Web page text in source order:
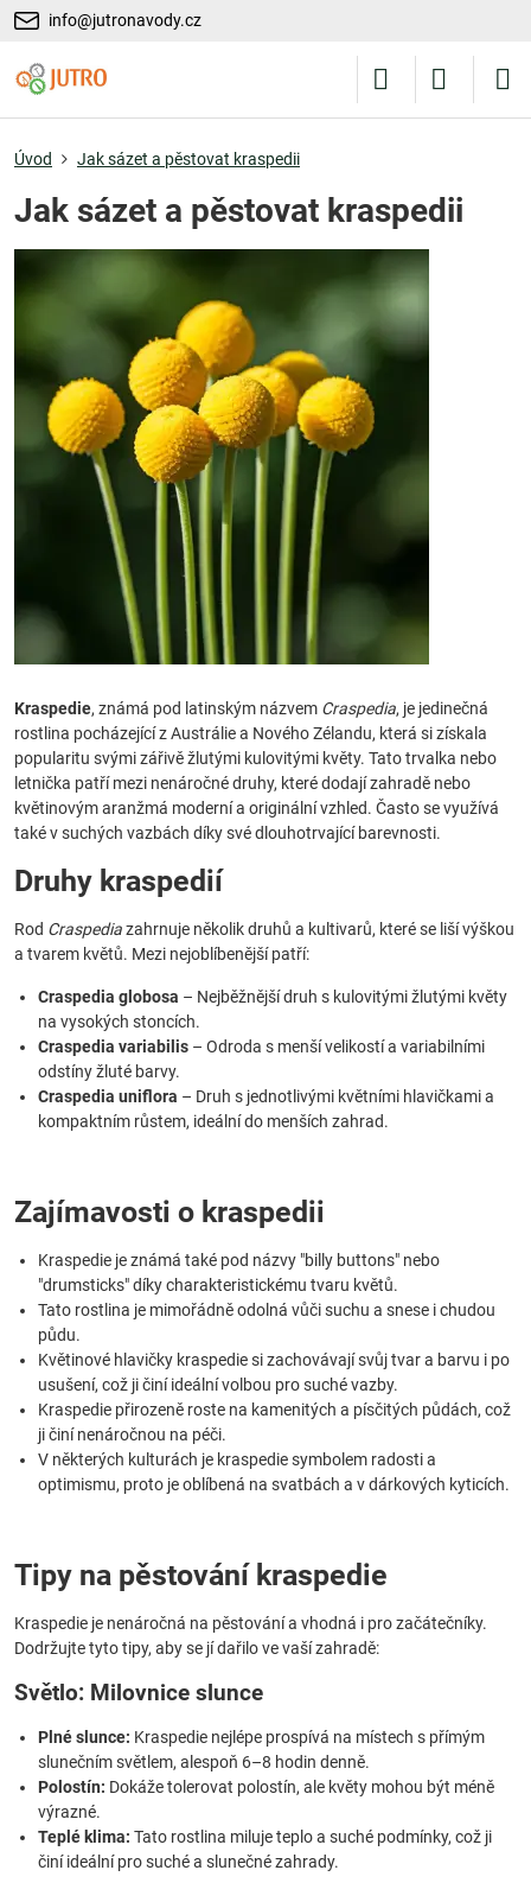
info@jutronavody.cz
Úvod Jak sázet a pěstovat kraspedii
Jak sázet a pěstovat kraspedii
Kraspedie, známá pod latinským názvem Craspedia, je jedinečná
rostlina pocházející z Austrálie a Nového Zélandu, která si získala
popularitu svými zářivě žlutými kulovitými květy. Tato trvalka nebo
letnička patří mezi nenáročné druhy, které dodají zahradě nebo
květinovým aranžmá moderní a originální vzhled. Často se využívá
také v suchých vazbách díky své dlouhotrvající barevnosti.
Druhy kraspedií
Rod Craspediazahrnuje několik druhů a kultivarů, které se liší výškou
a tvarem květů. Mezi nejoblíbenější patří:
Craspedia globosa – Nejběžnější druh s kulovitými žlutými květy
na vysokých stoncích.
Craspedia variabilis – Odroda s menší velikostí a variabilními
odstíny žluté barvy.
Craspedia uniflora – Druh s jednotlivými květními hlavičkami a
kompaktním růstem, ideální do menších zahrad.
Zajímavosti o kraspedii
Kraspedie je známá také pod názvy "billy buttons" nebo
"drumsticks" díky charakteristickému tvaru květů.
Tato rostlina je mimořádně odolná vůči suchu a snese i chudou
půdu.
Květinové hlavičky kraspedie si zachovávají svůj tvar a barvu i po
usušení, což ji činí ideální volbou pro suché vazby.
Kraspedie přirozeně roste na kamenitých a písčitých půdách, což
ji činí nenáročnou na péči.
V některých kulturách je kraspedie symbolem radosti a
optimismu, proto je oblíbená na svatbách a v dárkových kyticích.
Tipy na pěstování kraspedie
Kraspedie je nenáročná na pěstování a vhodná i pro začátečníky.
Dodržujte tyto tipy, aby se jí dařilo ve vaší zahradě:
Světlo: Milovnice slunce
Plné slunce: Kraspedie nejlépe prospívá na místech s přímým
slunečním světlem, alespoň 6–8 hodin denně.
Polostín: Dokáže tolerovat polostín, ale květy mohou být méně
výrazné.
Teplé klima: Tato rostlina miluje teplo a suché podmínky, což ji
činí ideální pro suché a slunečné zahrady.